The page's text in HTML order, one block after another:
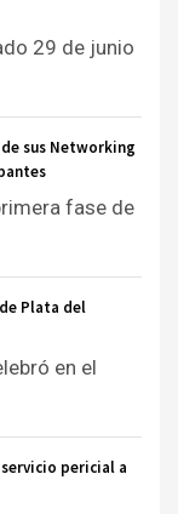
29 de junio
sus Networking
fase de
Plata del
en el
pericial a